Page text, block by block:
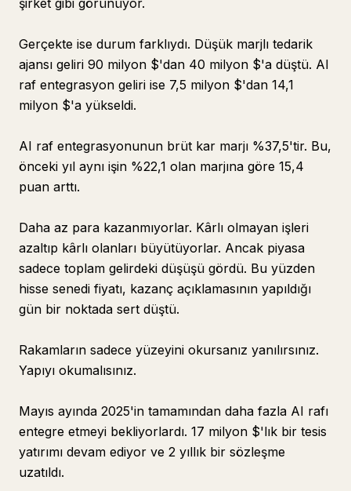
şirket gibi görünüyor.
Gerçekte ise durum farklıydı. Düşük marjlı tedarik
ajansı geliri 90 milyon $'dan 40 milyon $'a düştü. AI
raf entegrasyon geliri ise 7,5 milyon $'dan 14,1
milyon $'a yükseldi.
AI raf entegrasyonunun brüt kar marjı %37,5'tir. Bu,
önceki yıl aynı işin %22,1 olan marjına göre 15,4
puan arttı.
Daha az para kazanmıyorlar. Kârlı olmayan işleri
azaltıp kârlı olanları büyütüyorlar. Ancak piyasa
sadece toplam gelirdeki düşüşü gördü. Bu yüzden
hisse senedi fiyatı, kazanç açıklamasının yapıldığı
gün bir noktada sert düştü.
Rakamların sadece yüzeyini okursanız yanılırsınız.
Yapıyı okumalısınız.
Mayıs ayında 2025'in tamamından daha fazla AI rafı
entegre etmeyi bekliyorlardı. 17 milyon $'lık bir tesis
yatırımı devam ediyor ve 2 yıllık bir sözleşme
uzatıldı.